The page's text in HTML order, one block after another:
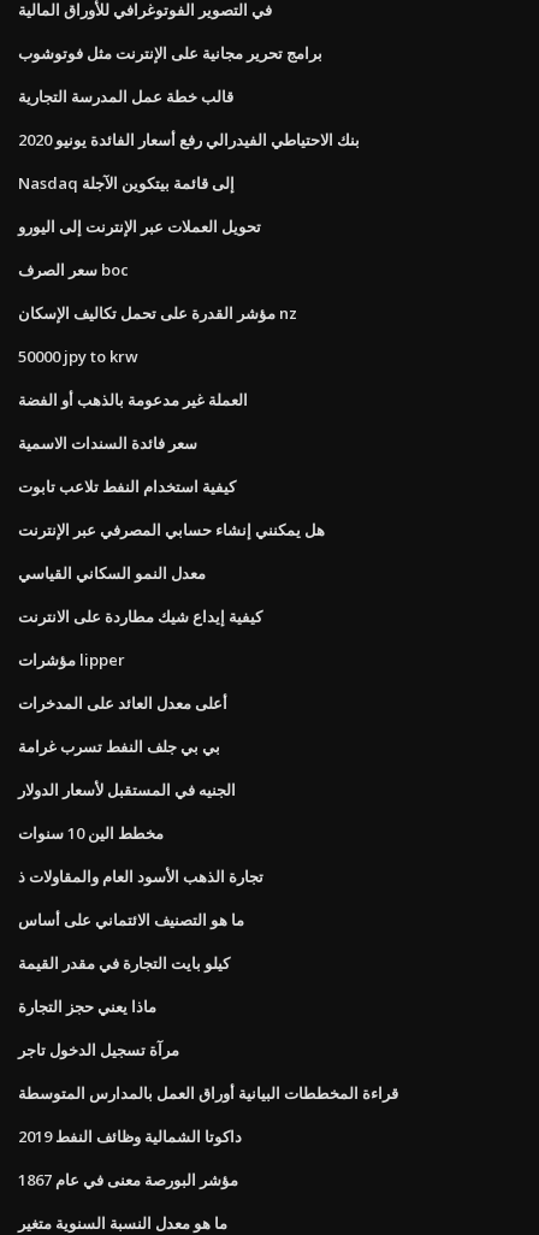
في التصوير الفوتوغرافي للأوراق المالية
برامج تحرير مجانية على الإنترنت مثل فوتوشوب
قالب خطة عمل المدرسة التجارية
بنك الاحتياطي الفيدرالي رفع أسعار الفائدة يونيو 2020
Nasdaq إلى قائمة بيتكوين الآجلة
تحويل العملات عبر الإنترنت إلى اليورو
سعر الصرف boc
مؤشر القدرة على تحمل تكاليف الإسكان nz
50000 jpy to krw
العملة غير مدعومة بالذهب أو الفضة
سعر فائدة السندات الاسمية
كيفية استخدام النفط تلاعب تابوت
هل يمكنني إنشاء حسابي المصرفي عبر الإنترنت
معدل النمو السكاني القياسي
كيفية إيداع شيك مطاردة على الانترنت
مؤشرات lipper
أعلى معدل العائد على المدخرات
بي بي جلف النفط تسرب غرامة
الجنيه في المستقبل لأسعار الدولار
مخطط الين 10 سنوات
تجارة الذهب الأسود العام والمقاولات ذ
ما هو التصنيف الائتماني على أساس
كيلو بايت التجارة في مقدر القيمة
ماذا يعني حجز التجارة
مرآة تسجيل الدخول تاجر
قراءة المخططات البيانية أوراق العمل بالمدارس المتوسطة
داكوتا الشمالية وظائف النفط 2019
مؤشر البورصة معنى في عام 1867
ما هو معدل النسبة السنوية متغير